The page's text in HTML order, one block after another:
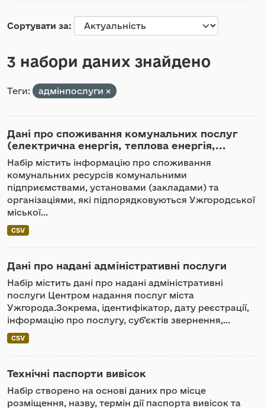
Сортувати за
3 набори даних знайдено
Теги: адмінпослуги
Дані про споживання комунальних послуг
(електрична енергія, теплова енергія,...
Набір містить інформацію про споживання
комунальних ресурсів комунальними
підприємствами, установами (закладами) та
організаціями, які підпорядковуються Ужгородської
міської...
CSV
Дані про надані адміністративні послуги
Набір містить дані про надані адміністративні
послуги Центром надання послуг міста
Ужгорода.Зокрема, ідентифікатор, дату реєстрації,
інформацію про послугу, суб’єктів звернення,...
CSV
Технічні паспорти вивісок
Набір створено на основі даних про місце
розміщення, назву, термін дії паспорта вивісок та